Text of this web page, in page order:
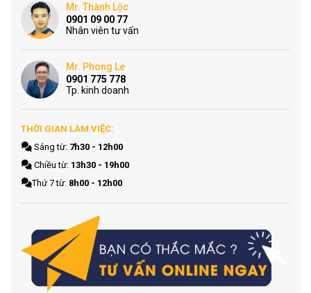
Mr. Thành Lộc
0901 09 00 77
Nhân viên tư vấn
Mr. Phong Le
0901 775 778
Tp. kinh doanh
THỜI GIAN LÀM VIỆC:
Sáng từ: 7h30 - 12h00
Chiều từ: 13h30 - 19h00
Thứ 7 từ: 8h00 - 12h00